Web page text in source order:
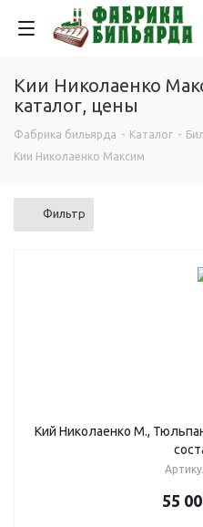
Кии Николаенко
каталог, цены
Фабрика бильярда - Каталог -
Кии Николаенко Максим
Фильтр
Кий Николаенко М.,
55